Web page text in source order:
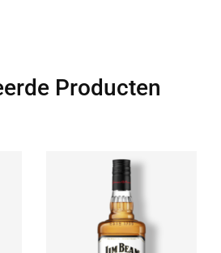
Producten